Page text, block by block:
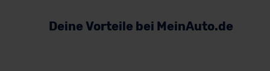
Volvo
Deine Vorteile bei MeinAuto.de